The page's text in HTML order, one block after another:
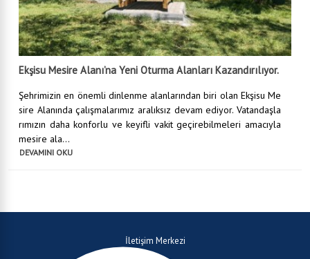
Ekşisu Mesire Alanı’na Yeni Oturma Alanları Kazandırılıyor.
Şehrimizin en önemli dinlenme alanlarından biri olan Ekşisu Me
sire Alanında çalışmalarımız aralıksız devam ediyor. Vatandaşla
rımızın daha konforlu ve keyifli vakit geçirebilmeleri amacıyla
mesire ala...
DEVAMINI OKU
İletişim Merkezi